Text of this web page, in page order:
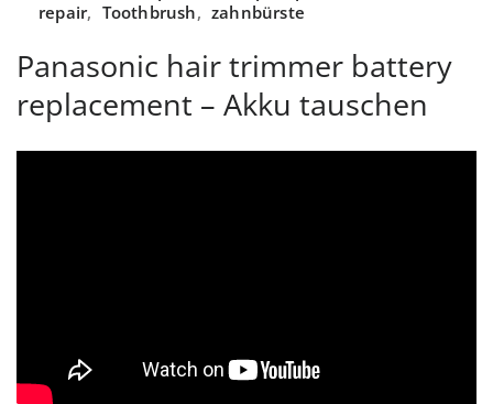
repair, Toothbrush, zahnbürste
Panasonic hair trimmer battery
replacement – Akku tauschen